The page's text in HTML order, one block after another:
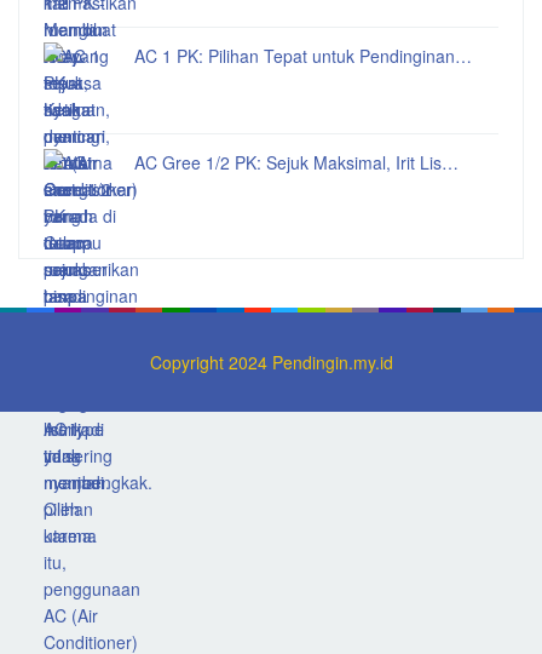
AC 1 PK: Pilihan Tepat untuk Pendinginan…
AC Gree 1/2 PK: Sejuk Maksimal, Irit Lis…
Copyright 2024 Pendingin.my.id